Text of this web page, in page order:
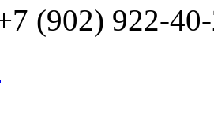
(902) 922-